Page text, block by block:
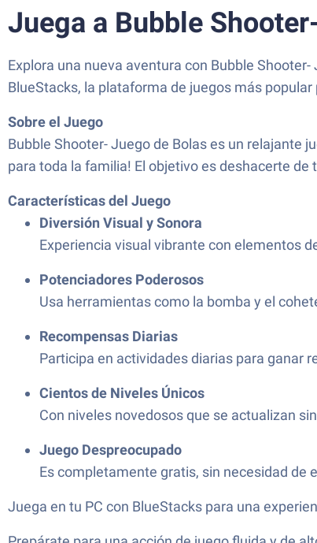
Juega a Bubble
Explora una nueva aventura con Bubble
BlueStacks, la plataforma de juegos más
Sobre el Juego
Bubble Shooter- Juego de Bolas es un relajante
para toda la familia! El objetivo es deshacerte
Características del Juego
Diversión Visual y Sonora
Experiencia visual vibrante con elementos
Potenciadores Poderosos
Usa herramientas como la bomba y el
Recompensas Diarias
Participa en actividades diarias para ganar
Cientos de Niveles Únicos
Con niveles novedosos que se actualizan
Juego Despreocupado
Es completamente gratis, sin necesidad de
Juega en tu PC con BlueStacks para una